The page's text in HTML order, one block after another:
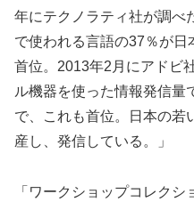
年にテクノラティ社が調べ
で使われる言語の37％が日
首位。2013年2月にアドビ
ル機器を使った情報発信量
で、これも首位。日本の若
産し、発信している。」
「ワークショップコレク